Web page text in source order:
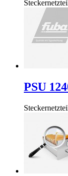
PSU